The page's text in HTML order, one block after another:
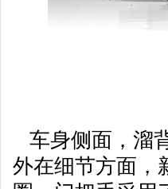
车身侧面，溜
外在细节方面，